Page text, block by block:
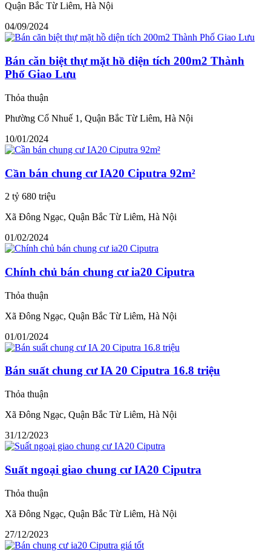
Quận Bắc Từ Liêm, Hà Nội
04/09/2024
Bán căn biệt thự mặt hồ diện tích 200m2 Thành
Phố Giao Lưu
Thỏa thuận
Phường Cổ Nhuế 1, Quận Bắc Từ Liêm, Hà Nội
10/01/2024
Cần bán chung cư IA20 Ciputra 92m²
2 tỷ 680 triệu
Xã Đông Ngạc, Quận Bắc Từ Liêm, Hà Nội
01/02/2024
Chính chủ bán chung cư ia20 Ciputra
Thỏa thuận
Xã Đông Ngạc, Quận Bắc Từ Liêm, Hà Nội
01/01/2024
Bán suất chung cư IA 20 Ciputra 16.8 triệu
Thỏa thuận
Xã Đông Ngạc, Quận Bắc Từ Liêm, Hà Nội
31/12/2023
Suất ngoại giao chung cư IA20 Ciputra
Thỏa thuận
Xã Đông Ngạc, Quận Bắc Từ Liêm, Hà Nội
27/12/2023